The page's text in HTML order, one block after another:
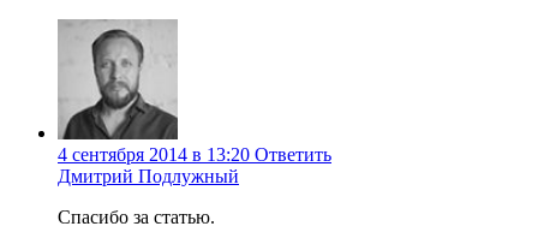
4 сентября 2014 в 13:20 Ответить
Дмитрий Подлужный
Спасибо за статью.